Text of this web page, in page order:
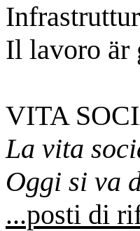
Il lavoro är
VITA
La vita
Oggi si va
...posti di